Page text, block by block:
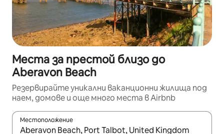
Места за престой близо до
Aberavon Beach
Резервирайте уникални ваканционни жилища под
наем, домове и още много места в Airbnb
Местоположение
Когато резултатите се покажат, използвайте